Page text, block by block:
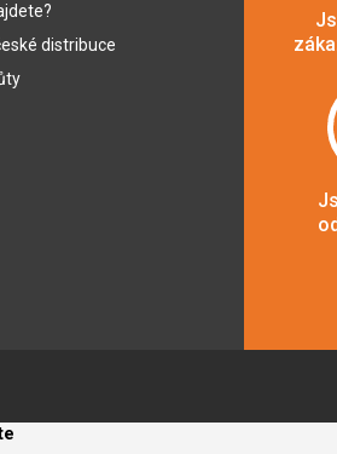
distribuce